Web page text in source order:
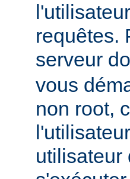
requêtes.
serveur
vous
non root,
utilisateur